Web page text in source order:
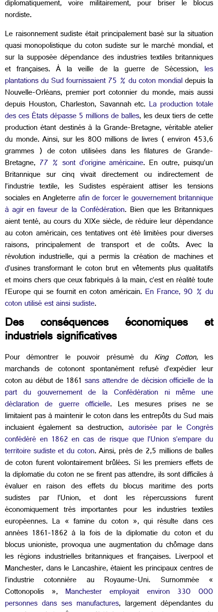
diplomatiquement, voire militairement, pour briser le blocus
nordiste.
Le raisonnement sudiste était principalement basé sur la situation
quasi monopolistique du coton sudiste sur le marché mondial, et
sur la supposée dépendance des industries textiles britanniques
et françaises. À la veille de la guerre de Sécession, les
plantations du Sud fournissaient 75 % du coton mondialdepuis la
Nouvelle-Orléans, premier port cotonnier du monde, mais aussi
depuis Houston, Charleston, Savannah etc. La production totale
des ces États dépasse 5 millions de balles, les deux tiers de cette
production étant destinés à la Grande-Bretagne, véritable atelier
du monde. Ainsi, sur les 800 millions de livres ( environ 453,6
grammes ) de coton utilisées dans les filatures de Grande-
Bretagne, 77 % sont d’origine américaine. En outre, puisqu’un
Britannique sur cinq vivait directement ou indirectement de
l’industrie textile, les Sudistes espéraient attiser les tensions
sociales en Angleterreafin de forcer le gouvernement britannique
à agir en faveur de la Confédération. Bien que les Britanniques
aient tenté, au cours du XIXesiècle, de réduire leur dépendance
au coton américain, ces tentatives ont été limitées pour diverses
raisons, principalement de transport et de coûts. Avec la
révolution industrielle, qui a permis la création de machines et
d’usines transformant le coton brut en vêtements plus qualitatifs
et moins chers que ceux fabriqués à la main, c’est en réalité toute
l’Europe qui se fournit en coton américain. En France, 90 % du
coton utilisé est ainsi sudiste.
Des conséquences économiques et
industriels significatives
Pour démontrer le pouvoir présumé du King Cotton, les
marchands de cotonont spontanément refusé d’expédier leur
coton au début de 1861sans attendre de décision officielle de la
part du gouvernement de la Confédération ni même une
déclaration de guerre officielle. Les mesures prises ne se
limitaient pas à maintenir le coton dans les entrepôts du Sud mais
incluaient également sa destruction, autorisée par le Congrès
confédéré en 1862 en cas de risque que l’Union s’empare du
territoire sudiste et du coton. Ainsi, près de 2,5 millions de balles
de coton furent volontairement brûlées. Si les premiers effets de
la diplomatie du coton ne se firent pas attendre, ils sont difficiles à
évaluer en raison des effets du blocus maritime des ports
sudistes par l’Union, et dont les répercussions furent
économiquement très importantes pour les industries textiles
européennes. La « famine du coton », qui résulte dans ces
années 1861-1862 à la fois de la diplomatie du coton et du
blocus unioniste, provoqua une augmentation du chômage dans
les régions industrielles britanniques et françaises. Liverpool et
Manchester, dans le Lancashire, étaient les principaux centres de
l’industrie cotonnière au Royaume-Uni. Surnommée «
Cottonopolis », Manchester employait environ 330 000
personnes dans ses manufactures, largement dépendantes du